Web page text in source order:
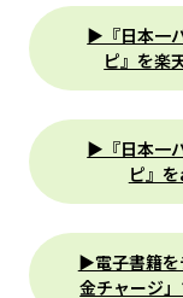
▶『日本一
ピ』を楽
▶『日本一
ピ』
▶電子書籍
金チャージ